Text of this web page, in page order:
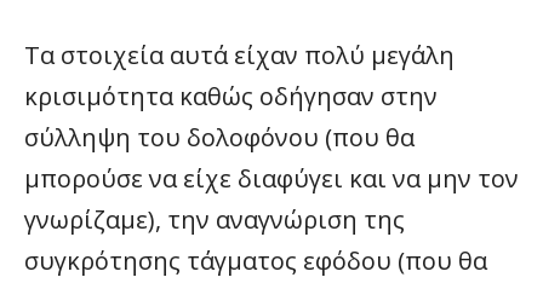
Τα στοιχεία αυτά είχαν πολύ μεγάλη
κρισιμότητα καθώς οδήγησαν στην
σύλληψη του δολοφόνου (που θα
μπορούσε να είχε διαφύγει και να μην τον
γνωρίζαμε), την αναγνώριση της
συγκρότησης τάγματος εφόδου (που θα